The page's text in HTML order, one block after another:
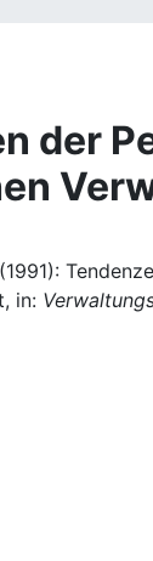
der
in: